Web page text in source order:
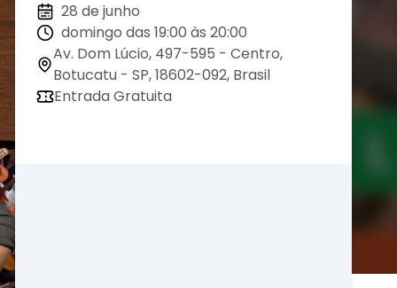
28 de junho
domingo das 19:00 às 20:00
Av. Dom Lúcio, 497-595 - Centro,
Botucatu - SP, 18602-092, Brasil
Entrada Gratuita